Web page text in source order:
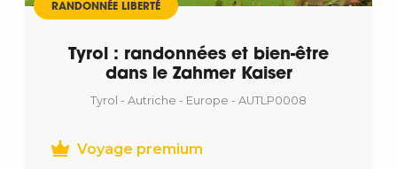
RANDONNÉE LIBERTÉ
Tyrol : randonnées et bien-être
dans le Zahmer Kaiser
Tyrol - Autriche - Europe - AUTLP0008
Voyage premium